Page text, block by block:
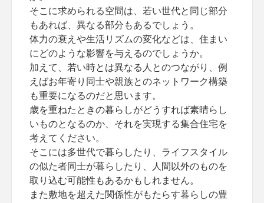
そこに求められる空間は、若い世代と同じ部分
もあれば、異なる部分もあるでしょう。
体力の衰えや生活リズムの変化などは、住まい
にどのような影響を与えるのでしょうか。
加えて、若い時とは異なる人とのつながり、例
えばお年寄り同士や親族とのネットワーク構築
も重要になるのだと思います。
歳を重ねたときの暮らしがどうすれば素晴らし
いものとなるのか、それを実現する集合住宅を
考えてください。
そこには多世代で暮らしたり、ライフスタイル
の似た者同士が暮らしたり、人間以外のものを
取り込む可能性もあるかもしれません。
また敷地を超えた関係性がもたらす暮らしの豊